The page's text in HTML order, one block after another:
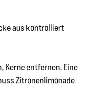
aus kontrolliert
Kerne entfernen. Eine
Zitronenlimonade